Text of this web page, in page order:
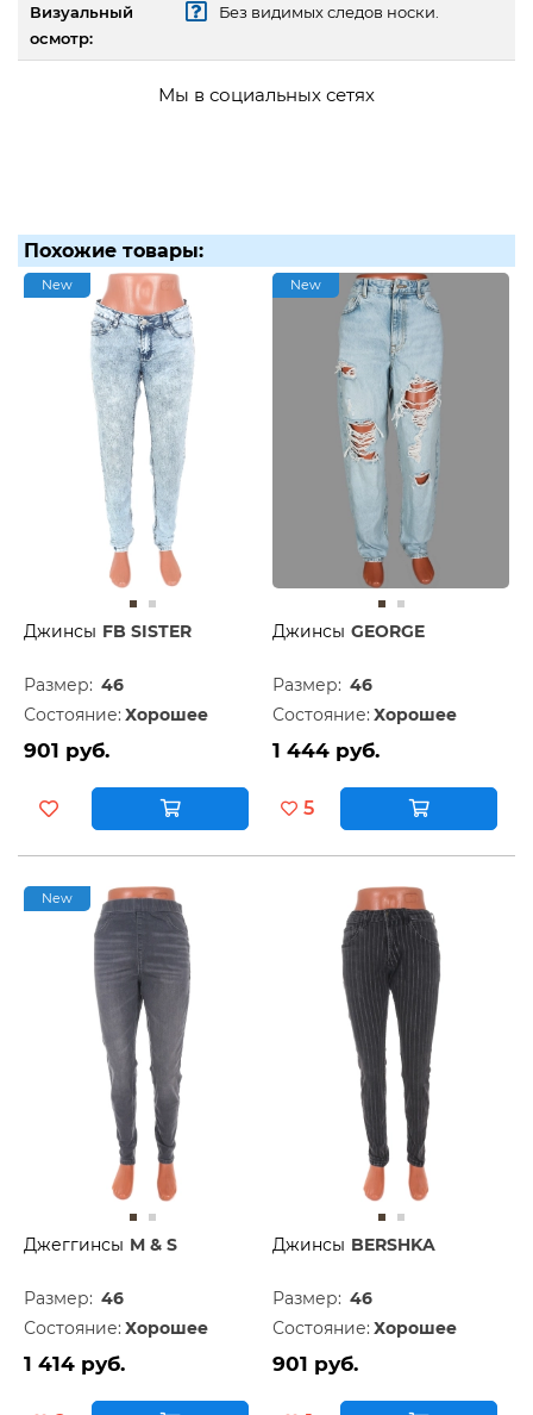
Визуальный
осмотр:
Без видимых следов носки.
Мы в социальных сетях
Похожие товары:
New
Джинсы FB SISTER
Размер: 46
Состояние: Хорошее
901 руб.
New
Джинсы GEORGE
Размер: 46
Состояние: Хорошее
1 444 руб.
5
New
Джеггинсы M & S
Размер: 46
Состояние: Хорошее
1 414 руб.
Джинсы BERSHKA
Размер: 46
Состояние: Хорошее
901 руб.